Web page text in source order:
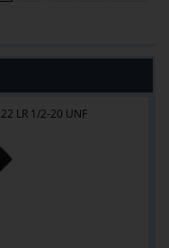
LR 1/2-20 UNF